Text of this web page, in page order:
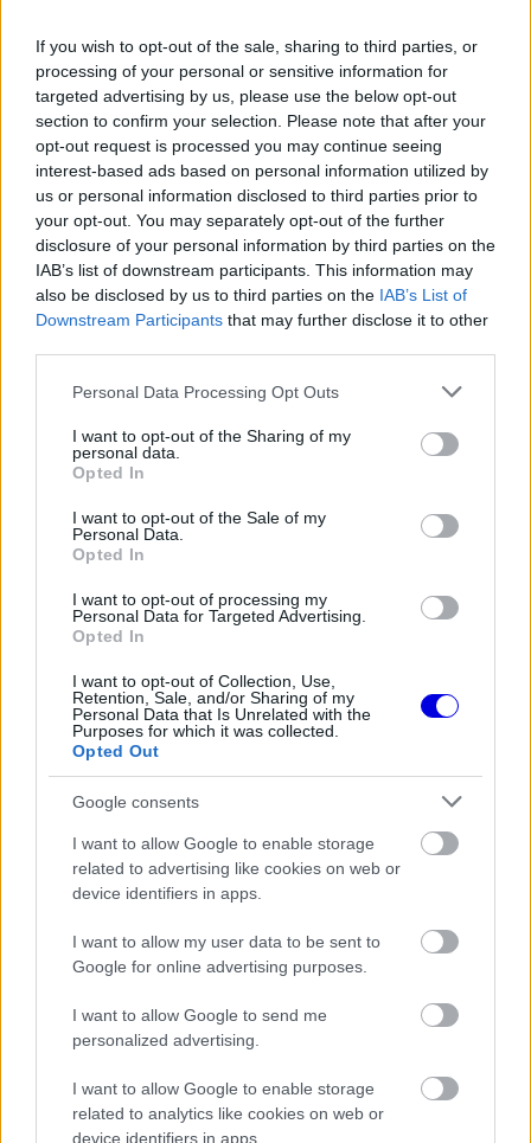
If you wish to opt-out of the sale, sharing to third parties, or
processing of your personal or sensitive information for
targeted advertising by us, please use the below opt-out
section to confirm your selection. Please note that after your
opt-out request is processed you may continue seeing
interest-based ads based on personal information utilized by
us or personal information disclosed to third parties prior to
your opt-out. You may separately opt-out of the further
disclosure of your personal information by third parties on the
IAB’s list of downstream participants. This information may
also be disclosed by us to third parties on the IAB’s List of
Downstream Participants that may further disclose it to other
Please note that this website/app uses one or more Google
not limited to your visit or usage behaviour. You may click to
grant or deny consent to Google and its third-party tags to
use your data for below specified purposes in below Google
consent section.
Personal Data Processing Opt Outs
I want to opt-out of the Sharing of my
personal data.
Opted In
I want to opt-out of the Sale of my
Personal Data.
Opted In
I want to opt-out of processing my
Personal Data for Targeted Advertising.
Opted In
I want to opt-out of Collection, Use,
Retention, Sale, and/or Sharing of my
Personal Data that Is Unrelated with the
Purposes for which it was collected.
Opted Out
Google consents
I want to allow Google to enable storage
related to advertising like cookies on web or
device identifiers in apps.
I want to allow my user data to be sent to
Google for online advertising purposes.
I want to allow Google to send me
personalized advertising.
I want to allow Google to enable storage
related to analytics like cookies on web or
device identifiers in apps.
V12-es motorral, teljesen szénszálas
karosszériával rendelkezik, végsebessége pedig
eléri a 325 km/órát. A jármű mindössze 38
példányban készült, ami így ritkább, mint egy
problémamentes Aston-bokszkiállás az F1-ben.
A különleges autót Monacóban és Párizsban is
bemutatták. Alonso bizonyítja, hogy míg a
versenypályán gyakran próbára teszi türelmét a
csapat teljesítménye, addig autógyűjteményének
lóerői vélhetően versenytársai irigykedését váltják
is
loading.
modal
window.
the server or network failed or because the format
is not supported.
különleges kialakítása miatt igazi látványosság,
szenvedélyét az exkluzív járművek iránt. A pályán
alulteljesít a csapat, a garázsában viszont
túlteljesít a spanyol pilóta.